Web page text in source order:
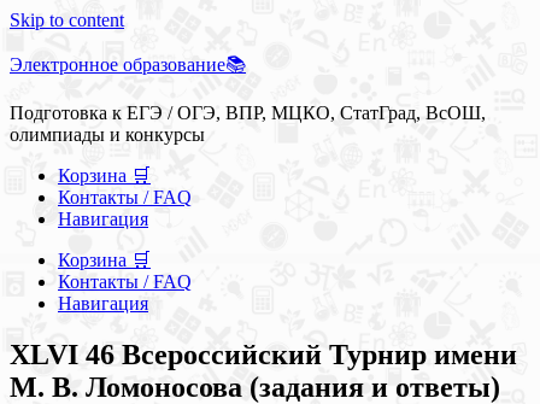
Skip to content
Электронное образование📚
Подготовка к ЕГЭ / ОГЭ, ВПР, МЦКО, СтатГрад, ВсОШ,
олимпиады и конкурсы
Корзина 🛒
Контакты / FAQ
Навигация
Корзина 🛒
Контакты / FAQ
Навигация
XLVI 46 Всероссийский Турнир имени
М. В. Ломоносова (задания и ответы)